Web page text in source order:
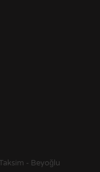
- Beyoğlu